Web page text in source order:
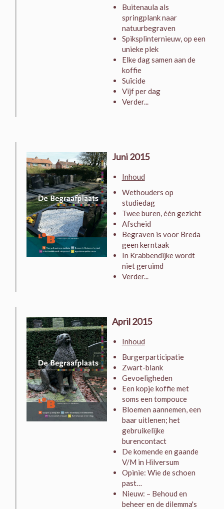
Buitenaula als
springplank naar
natuurbegraven
Spiksplinternieuw, op een
unieke plek
Elke dag samen aan de
koffie
Suïcide
Vijf per dag
Verder...
Juni 2015
Inhoud
Wethouders op
studiedag
Twee buren, één gezicht
Afscheid
Begraven is voor Breda
geen kerntaak
In Krabbendijke wordt
niet geruimd
Verder...
April 2015
Inhoud
Burgerparticipatie
Zwart-blank
Gevoeligheden
Een kopje koffie met
soms een tompouce
Bloemen aannemen, een
baar uitlenen; het
gebruikelijke
burencontact
De komende en gaande
V/M in Hilversum
Opinie: Wie de schoen
past…
Nieuw: – Behoud en
beheer en de dilemma's